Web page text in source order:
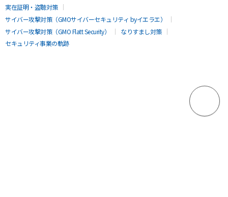
実在証明・盗聴対策
サイバー攻撃対策（GMOサイバーセキュリティ byイエラエ）
サイバー攻撃対策（GMO Flatt Security）
なりすまし対策
セキュリティ事業の軌跡